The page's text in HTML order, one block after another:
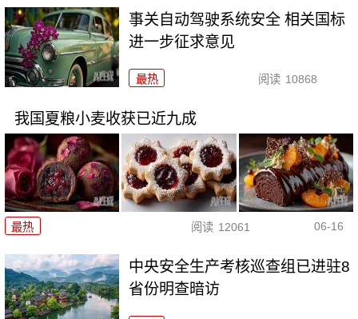
事关自动驾驶系统安全 相关国标
进一步征求意见
最热 阅读 10868
我国夏粮小麦收获已近九成
最热 阅读 12061 06-16
中央安全生产考核巡查组已进驻8
省份明查暗访